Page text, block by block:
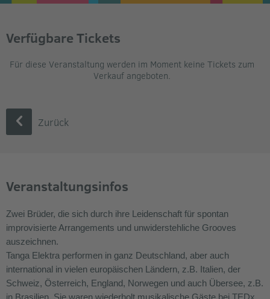
Verfügbare Tickets
Für diese Veranstaltung werden im Moment keine Tickets zum
Verkauf angeboten.
Zurück
Veranstaltungsinfos
Zwei Brüder, die sich durch ihre Leidenschaft für spontan
improvisierte Arrangements und unwiderstehliche Grooves
auszeichnen.
Tanga Elektra performen in ganz Deutschland, aber auch
international in vielen europäischen Ländern, z.B. Italien, der
Schweiz, Österreich, England, Norwegen und auch Übersee, z.B.
in Brasilien. Sie waren wiederholt musikalische Gäste bei TEDx